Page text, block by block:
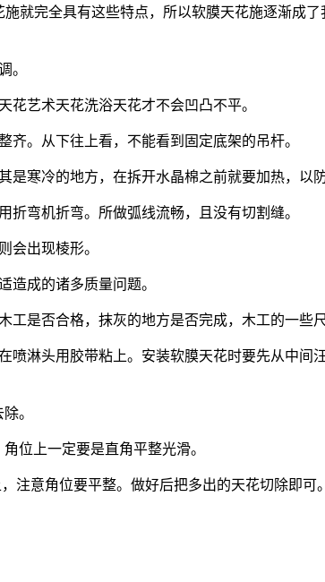
就完全具有这些特点，所以软膜天花施逐渐成
。
艺术天花洗浴天花才不会凹凸不平。
。从下往上看，不能看到固定底架的吊杆。
寒冷的地方，在拆开水晶棉之前就要加热，以
弯机折弯。所做弧线流畅，且没有切割缝。
会出现棱形。
造成的诸多质量问题。
是否合格，抹灰的地方是否完成，木工的一些
淋头用胶带粘上。安装软膜天花时要先从中间
。
位上一定要是直角平整光滑。
注意角位要平整。做好后把多出的天花切除即可。